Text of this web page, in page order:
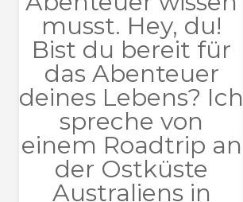
musst. Hey, du!
Bist du bereit für
das Abenteuer
deines Lebens? Ich
spreche von
einem Roadtrip an
der Ostküste
Australiens in